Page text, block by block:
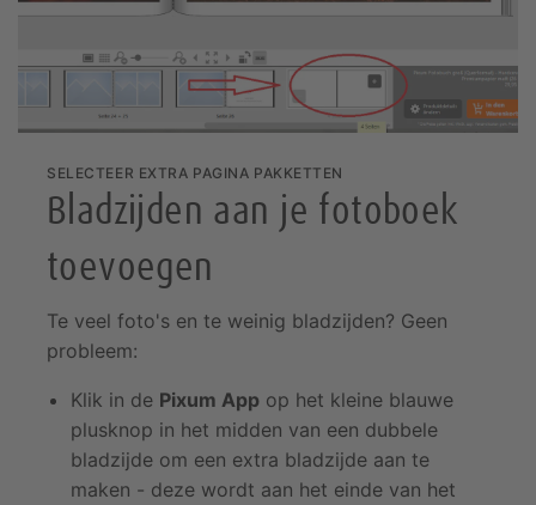
SELECTEER EXTRA PAGINA PAKKETTEN
Bladzijden aan je fotoboek
toevoegen
Te veel foto's en te weinig bladzijden? Geen
probleem:
Klik in de Pixum App op het kleine blauwe
plusknop in het midden van een dubbele
bladzijde om een extra bladzijde aan te
maken - deze wordt aan het einde van het